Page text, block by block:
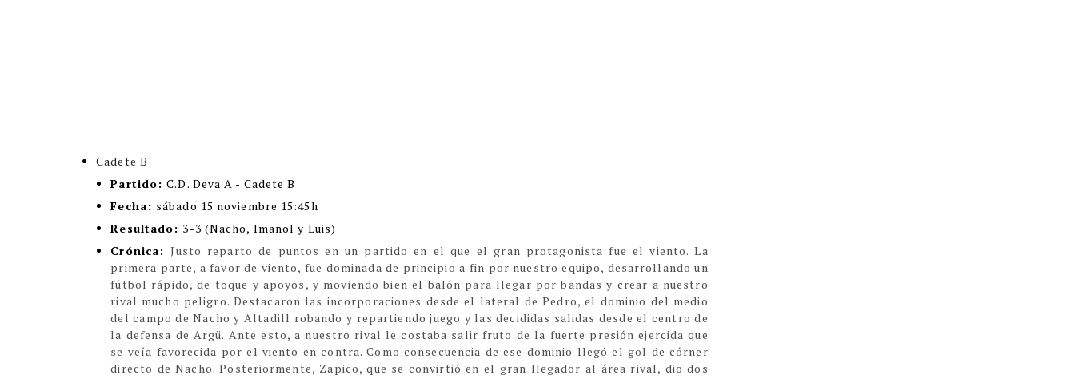
Cadete B
Partido:C.D. Deva A - Cadete B
Fecha: sábado 15 noviembre 15:45h
Resultado: 3-3 (Nacho, Imanol y Luis)
Crónica:Justo reparto de puntos en un partido en el que el gran protagonista fue el viento.La
primera parte, a favor de viento, fue dominada de principio a fin por nuestro equipo, desarrollando un
fútbol rápido, de toque y apoyos , y moviendo bien el balón para llegar por bandas y crear a nuestro
rival mucho peligro. Destacaron las incorporaciones desde el lateral de Pedro, el dominio del medio
del campo de Nacho y Altadill robando y repartiendo juego y lasdecididas salidas desde el centro de
la defensa de Argü. Ante esto, a nuestro rival le costaba salirfruto de la fuerte presión ejercida que
se veía favorecida por el viento en contra.Como consecuencia de ese dominio llegó el gol de córner
directo de Nacho.Posteriormente, Zapico, que se convirtió en el gran llegador al área rival, dio dos